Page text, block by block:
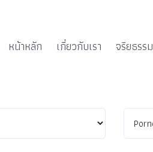
หน้าหลัก เกี่ยวกับเรา จริยธรรม